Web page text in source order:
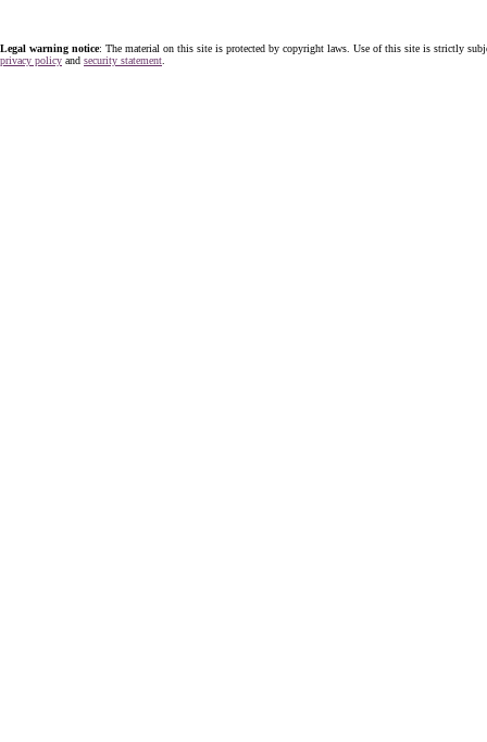
Legal warning notice: The material on this site is protected by copyright laws. Use of this site is strictly
privacy policy and security statement